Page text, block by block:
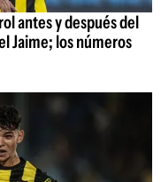
antes y después del
Jaime; los números